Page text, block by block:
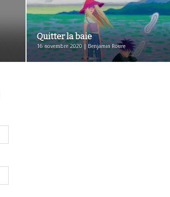
Quitter la baie
16 novembre 2020 | Benjamin Roure